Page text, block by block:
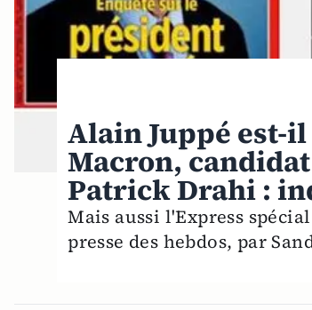
Alain Juppé est-il
Macron,
Patrick Drahi :
Mais aussi l'Express
presse des hebdos, par